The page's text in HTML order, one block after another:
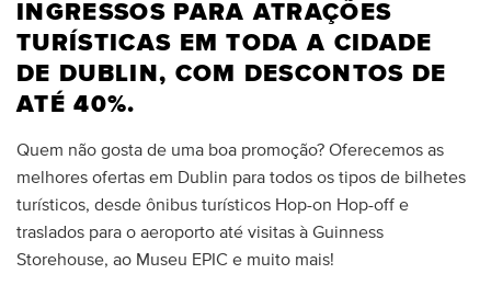
INGRESSOS PARA ATRAÇÕES
TURÍSTICAS EM TODA A CIDADE
DE DUBLIN, COM DESCONTOS DE
ATÉ 40%.
Quem não gosta de uma boa promoção? Oferecemos as
melhores ofertas em Dublin para todos os tipos de bilhetes
turísticos, desde ônibus turísticos Hop-on Hop-off e
traslados para o aeroporto até visitas à Guinness
Storehouse, ao Museu EPIC e muito mais!